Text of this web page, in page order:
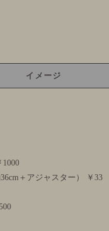
イメージ
＋アジャスター） ￥33